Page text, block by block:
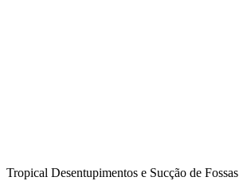
Tropical Desentupimentos e Sucção de Fossas